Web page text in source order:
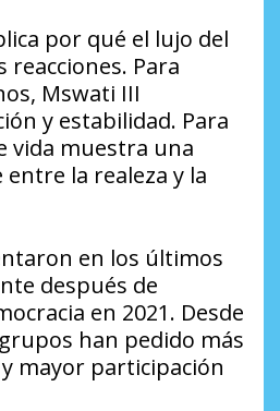
por qué el lujo del
Para
Mswati III
y estabilidad. Para
vida muestra una
la realeza y la
en los últimos
después de
en 2021. Desde
han pedido más
mayor participación